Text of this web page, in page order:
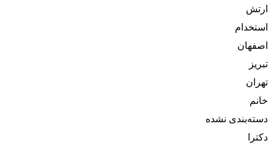
ارتش
استخدام
اصفهان
تبریز
تهران
خانم
دسته‌بندی نشده
دکترا